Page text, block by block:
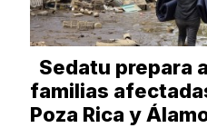
Sedatu prepara
familias
Poza Rica y